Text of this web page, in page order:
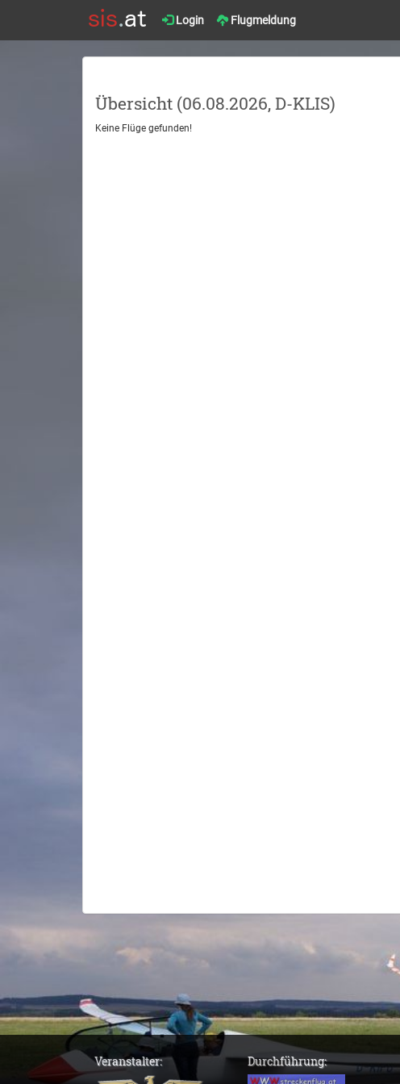
Login Flugmeldung
Übersicht (06.08.2026, D-KLIS)
Keine Flüge gefunden!
Veranstalter: Durchführung: